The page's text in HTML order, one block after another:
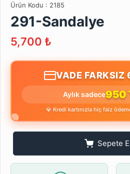
Ürün Kodu : 2185
291-Sandalye
5,700 ₺
VADE FARKSIZ
Aylık sadece950
💎 Kredi kartınızla hiç faiz
Sepete